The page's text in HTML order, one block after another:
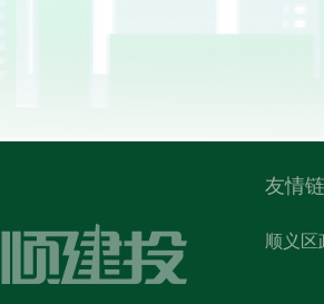
友情
顺义区